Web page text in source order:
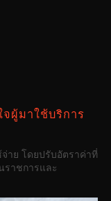
ผู้มาใช้บริการ
าย โดยปรับอัตราค่าที่
ราชการและ